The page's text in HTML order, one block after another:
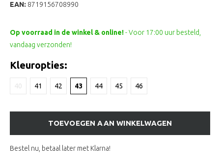
EAN: 8719156708990
Op voorraad in de winkel & online!- Voor 17:00 uur besteld,
vandaag verzonden!
Kleuropties:
40 41 42 43 44 45 46
TOEVOEGEN AAN WINKELWAGEN
Bestel nu, betaal later met Klarna!